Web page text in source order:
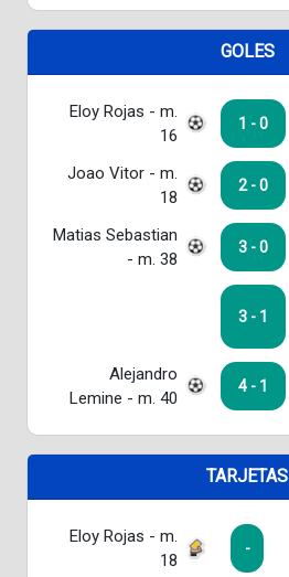
GOLES
Eloy Rojas - m.
16
1 - 0
Joao Vitor - m.
18
2 - 0
Matias Sebastian
- m. 38
3 - 0
3 - 1
Alejandro
Lemine - m. 40
4 - 1
TARJETAS
Eloy Rojas - m.
18
-